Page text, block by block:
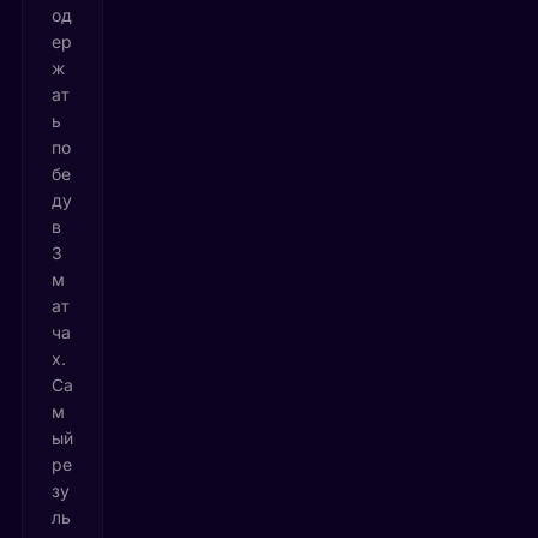
од
ер
ж
ат
ь
по
бе
ду
в
3
м
ат
ча
х.
Са
м
ый
ре
зу
ль